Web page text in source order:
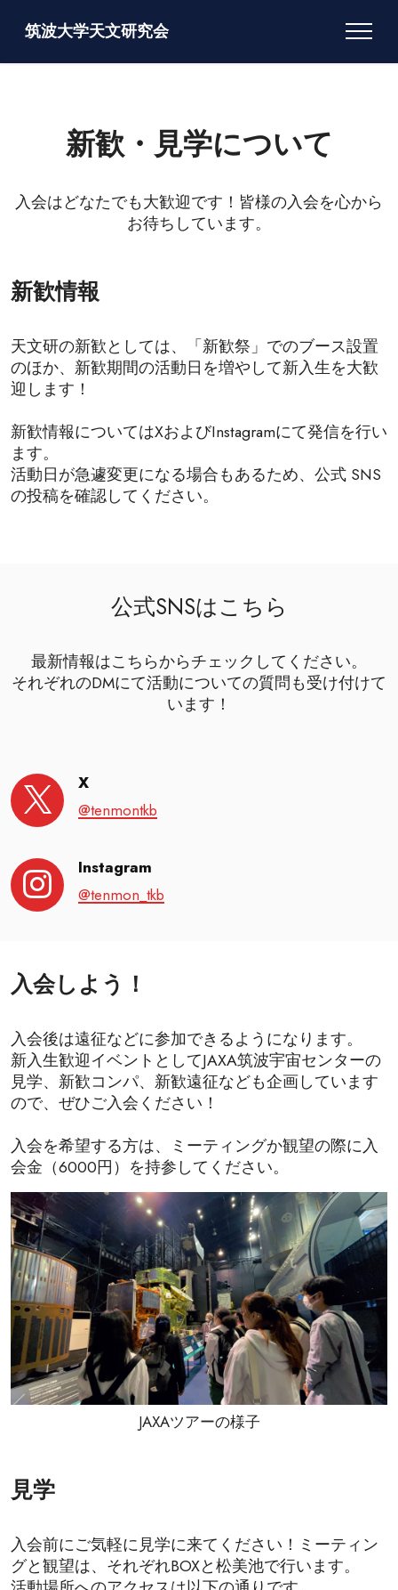
筑波大学天文研究会
新歓・見学について
入会はどなたでも大歓迎です！皆様の入会を心から
お待ちしています。
新歓情報
天文研の新歓としては、「新歓祭」でのブース設置
のほか、新歓期間の活動日を増やして新入生を大歓
迎します！
新歓情報についてはXおよびInstagramにて発信を行い
ます。
活動日が急遽変更になる場合もあるため、公式 SNS
の投稿を確認してください。
公式SNSはこちら
最新情報はこちらからチェックしてください。
それぞれのDMにて活動についての質問も受け付けて
います！
X
@tenmontkb
Instagram
@tenmon_tkb
入会しよう！
入会後は遠征などに参加できるようになります。
新入生歓迎イベントとしてJAXA筑波宇宙センターの
見学、新歓コンパ、新歓遠征なども企画しています
ので、ぜひご入会ください！
入会を希望する方は、ミーティングか観望の際に入
会金（6000円）を持参してください。
JAXAツアーの様子
見学
入会前にご気軽に見学に来てください！ミーティン
グと観望は、それぞれBOXと松美池で行います。